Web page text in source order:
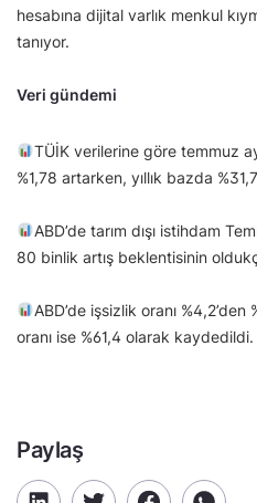
hesabına dijital varlık menkul
tanıyor.
Veri gündemi
TÜİK verilerine göre temmuz
%1,78 artarken, yıllık bazda
ABD’de tarım dışı istihdam
80 binlik artış beklentisinin
ABD’de işsizlik oranı %4,2’den
oranı ise %61,4 olarak kaydedildi.
Paylaş